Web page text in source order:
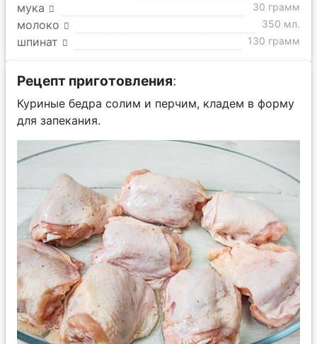
мука 30 грамм
молоко 350 мл.
шпинат 130 грамм
Рецепт приготовления:
Куриные бедра солим и перчим, кладем в форму
для запекания.